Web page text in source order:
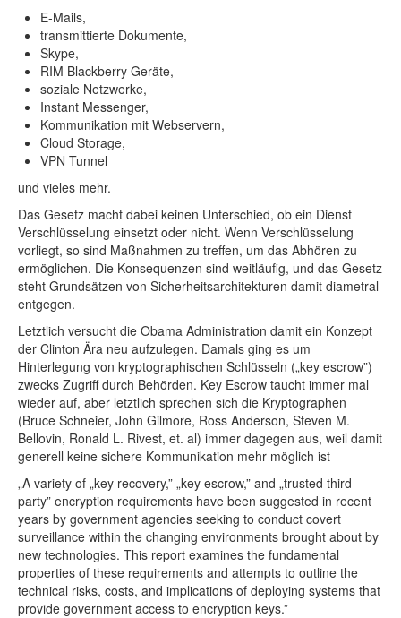
E-Mails,
transmittierte Dokumente,
Skype,
RIM Blackberry Geräte,
soziale Netzwerke,
Instant Messenger,
Kommunikation mit Webservern,
Cloud Storage,
VPN Tunnel
und vieles mehr.
Das Gesetz macht dabei keinen Unterschied, ob ein Dienst
Verschlüsselung einsetzt oder nicht. Wenn Verschlüsselung
vorliegt, so sind Maßnahmen zu treffen, um das Abhören zu
ermöglichen. Die Konsequenzen sind weitläufig, und das Gesetz
steht Grundsätzen von Sicherheitsarchitekturen damit diametral
entgegen.
Letztlich versucht die Obama Administration damit ein Konzept
der Clinton Ära neu aufzulegen. Damals ging es um
Hinterlegung von kryptographischen Schlüsseln („key escrow”)
zwecks Zugriff durch Behörden. Key Escrow taucht immer mal
wieder auf, aber letztlich sprechen sich die Kryptographen
(Bruce Schneier, John Gilmore, Ross Anderson, Steven M.
Bellovin, Ronald L. Rivest, et. al) immer dagegen aus, weil damit
generell keine sichere Kommunikation mehr möglich ist
„A variety of „key recovery,” „key escrow,” and „trusted third-
party” encryption requirements have been suggested in recent
years by government agencies seeking to conduct covert
surveillance within the changing environments brought about by
new technologies. This report examines the fundamental
properties of these requirements and attempts to outline the
technical risks, costs, and implications of deploying systems that
provide government access to encryption keys.”